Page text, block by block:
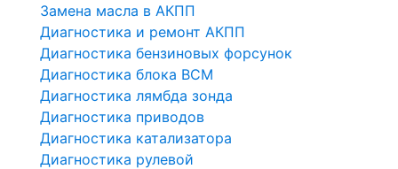
Замена масла в АКПП
Диагностика и ремонт АКПП
Диагностика бензиновых форсунок
Диагностика блока BCM
Диагностика лямбда зонда
Диагностика приводов
Диагностика катализатора
Диагностика рулевой